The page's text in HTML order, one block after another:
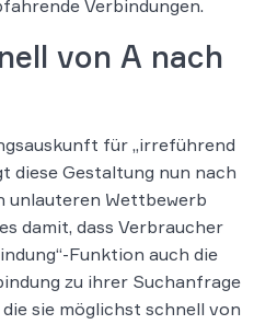
Verbindungen.
von A nach
für „irreführend
diese Gestaltung nun nach
unlauteren Wettbewerb
damit, dass Verbraucher
Funktion auch die
zu ihrer Suchanfrage
sie möglichst schnell von